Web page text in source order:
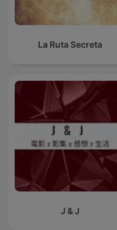
La Ruta Secreta
J & J